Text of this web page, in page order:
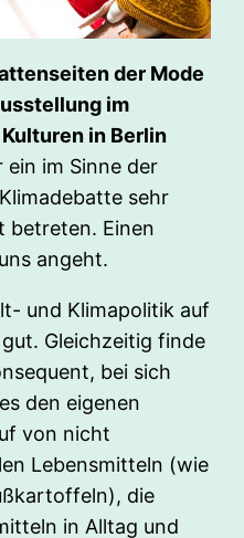
der Mode
im
in Berlin
ein im Sinne der
sehr
betreten. Einen
angeht.
und Klimapolitik auf
Gleichzeitig finde
bei sich
den eigenen
von nicht
Lebensmitteln (wie
die
in Alltag und